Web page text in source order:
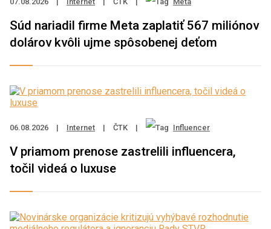
Súd nariadil firme Meta zaplatiť 567 miliónov
dolárov kvôli ujme spôsobenej deťom
06.08.2026 | Internet | ČTK | Influencer
V priamom prenose zastrelili influencera,
točil videá o luxuse